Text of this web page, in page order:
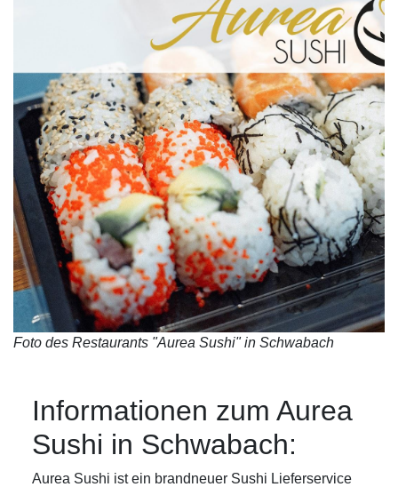
Foto des Restaurants "Aurea Sushi" in Schwabach
Informationen zum Aurea
Sushi in Schwabach:
Aurea Sushi ist ein brandneuer Sushi Lieferservice